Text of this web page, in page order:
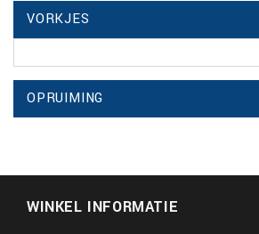
VORKJES
OPRUIMING
WINKEL INFORMATIE